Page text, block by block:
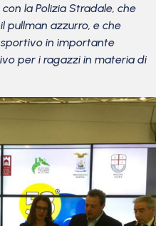
la Polizia Stradale, che
pullman azzurro, e che
in importante
per i ragazzi in materia di